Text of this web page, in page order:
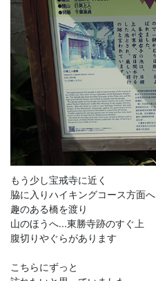
もう少し宝戒寺に近く
脇に入りハイキングコース方面へ
趣のある橋を渡り
山のほうへ...東勝寺跡のすぐ上
腹切りやぐらがあります
こちらにずっと